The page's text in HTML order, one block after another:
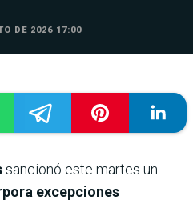
DE 2026 17:00
sancionó este martes un
excepciones